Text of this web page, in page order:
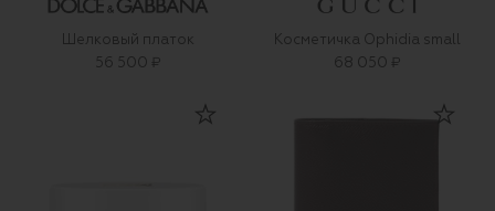
Шелковый платок
56 500 ₽
Косметичка Ophidia small
68 050 ₽